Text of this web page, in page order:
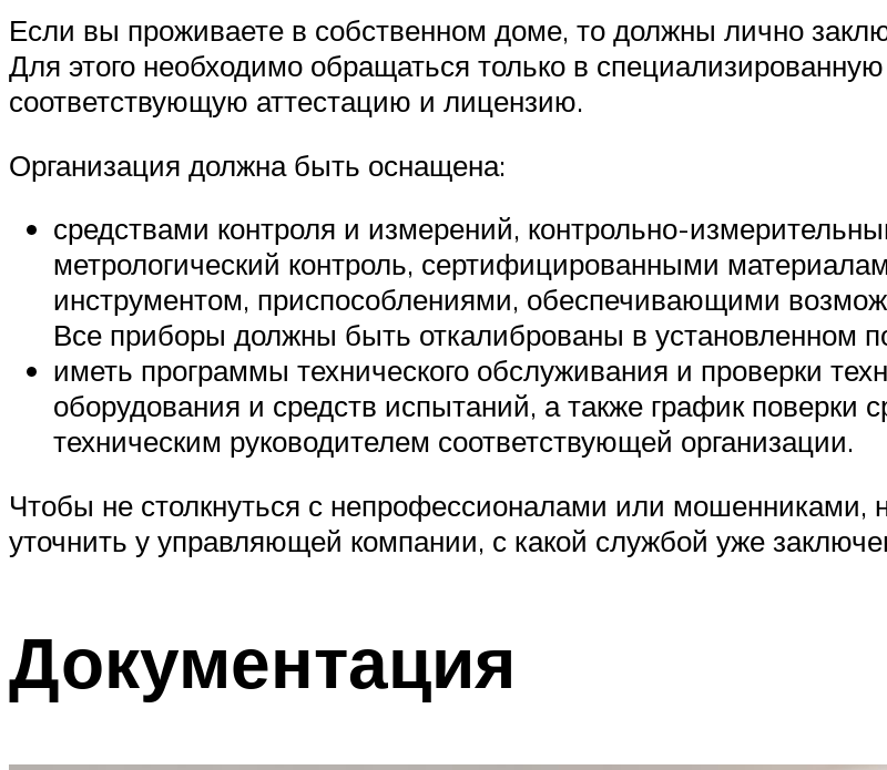
Если вы проживаете в собственном доме, то должны лично
Для этого необходимо обращаться только в
соответствующую аттестацию и лицензию.
Организация должна быть оснащена:
средствами контроля и измерений, контрольно-
метрологический контроль, сертифицированными
инструментом, приспособлениями, обеспечивающими
Все приборы должны быть откалиброваны в установленном
иметь программы технического обслуживания и проверки
оборудования и средств испытаний, а также график поверки
техническим руководителем соответствующей организации.
Чтобы не столкнуться с непрофессионалами или мошенниками,
уточнить у управляющей компании, с какой службой уже
Документация